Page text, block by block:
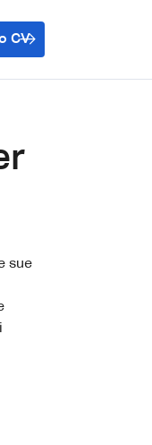
CV
sue